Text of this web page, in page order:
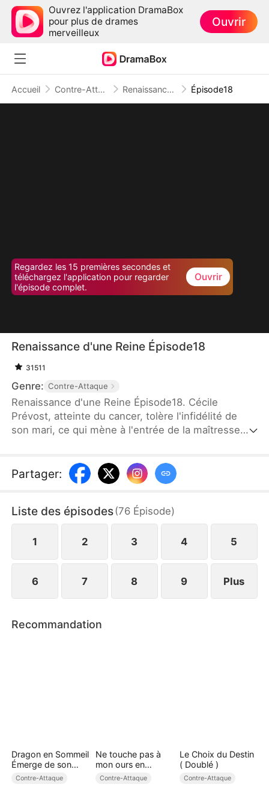
Ouvrez l'application DramaBox
pour plus de drames
merveilleux
Ouvrir
Accueil Contre-Attaque Renaissance d'une Reine Épisode18
Regardez les 15 premières secondes et
téléchargez l'application pour regarder
l'épisode complet.
Ouvrir
Renaissance d'une Reine Épisode18
31511
Genre: Contre-Attaque
Renaissance d'une Reine Épisode18. Cécile
Prévost, atteinte du cancer, tolère l'infidélité de
son mari, ce qui mène à l'entrée de la maîtresse
nouvelle vie, elle combat la maîtresse, affronte son
mari et se concentre sur sa carrière, surmontant
chapitre de sa vie.
Partager:
Liste des épisodes(76 Épisode)
1 2 3 4 5
6 7 8 9 Plus
Recommandation
Dragon en Sommeil
Émerge de son
Antre ( Doublé )
Contre-Attaque
Ne touche pas à
mon ours en
peluche !
Contre-Attaque
Le Choix du Destin
( Doublé )
Contre-Attaque